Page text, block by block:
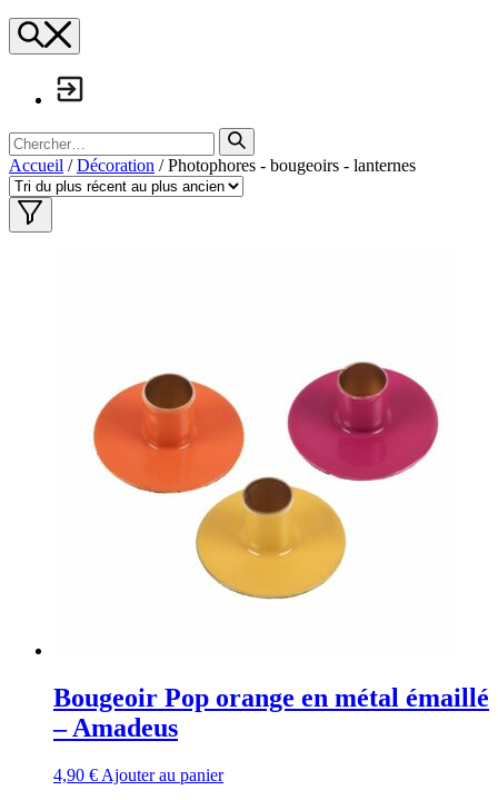
Search
Search
for
Accueil /Décoration / Photophores - bougeoirs - lanternes
Bougeoir Pop orange en métal émaillé
– Amadeus
4,90 € Ajouter au panier